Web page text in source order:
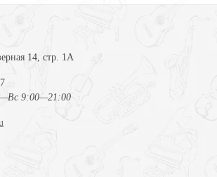
14, стр. 1А
9:00—21:00